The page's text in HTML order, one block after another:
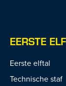
EERSTE
Eerste elftal
Technische staf